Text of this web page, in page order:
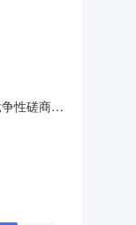
性磋商采
1.项目